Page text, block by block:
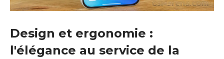
Design et ergonomie :
l'élégance au service de la